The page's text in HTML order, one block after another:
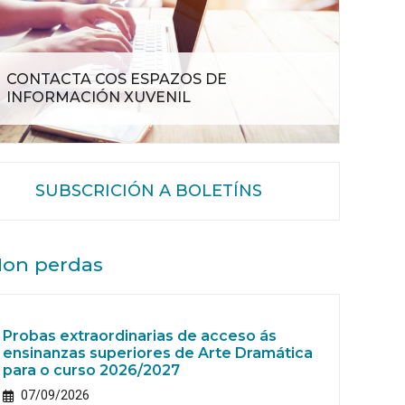
CONTACTA COS ESPAZOS DE
INFORMACIÓN XUVENIL
SUBSCRICIÓN A BOLETÍNS
perdas
Probas extraordinarias de acceso ás
ensinanzas superiores de Arte Dramática
para o curso 2026/2027
07/09/2026